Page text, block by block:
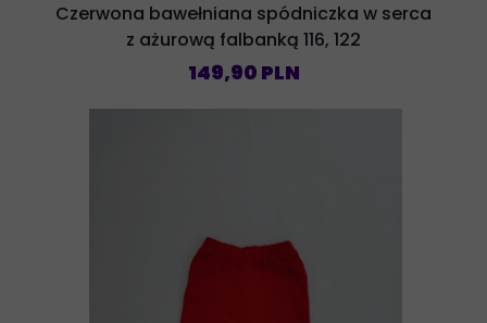
Czerwona bawełniana spódniczka w serca
z ażurową falbanką 116, 122
149,90 PLN